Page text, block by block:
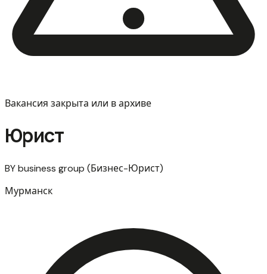
Вакансия закрыта или в архиве
Юрист
BY business group (Бизнес-Юрист)
Мурманск